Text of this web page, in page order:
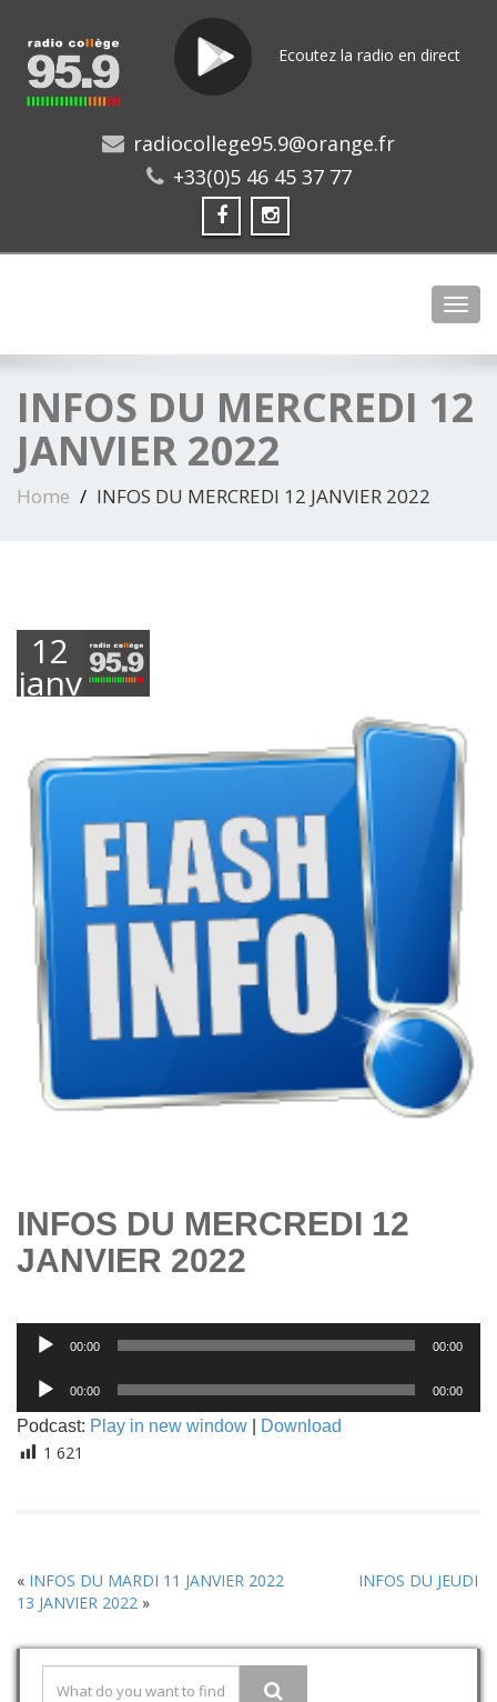
Ecoutez la radio en direct
radiocollege95.9@orange.fr
+33(0)5 46 45 37 77
INFOS DU MERCREDI 12
JANVIER 2022
Home INFOS DU MERCREDI 12 JANVIER 2022
12
janvier
INFOS DU MERCREDI 12
JANVIER 2022
Lecteur
audio
00:00 00:00
Lecteur
audio
00:00 00:00
Podcast: Play in new window Download
1 621
« INFOS DU MARDI 11 JANVIER 2022
INFOS DU JEUDI
13 JANVIER 2022 »